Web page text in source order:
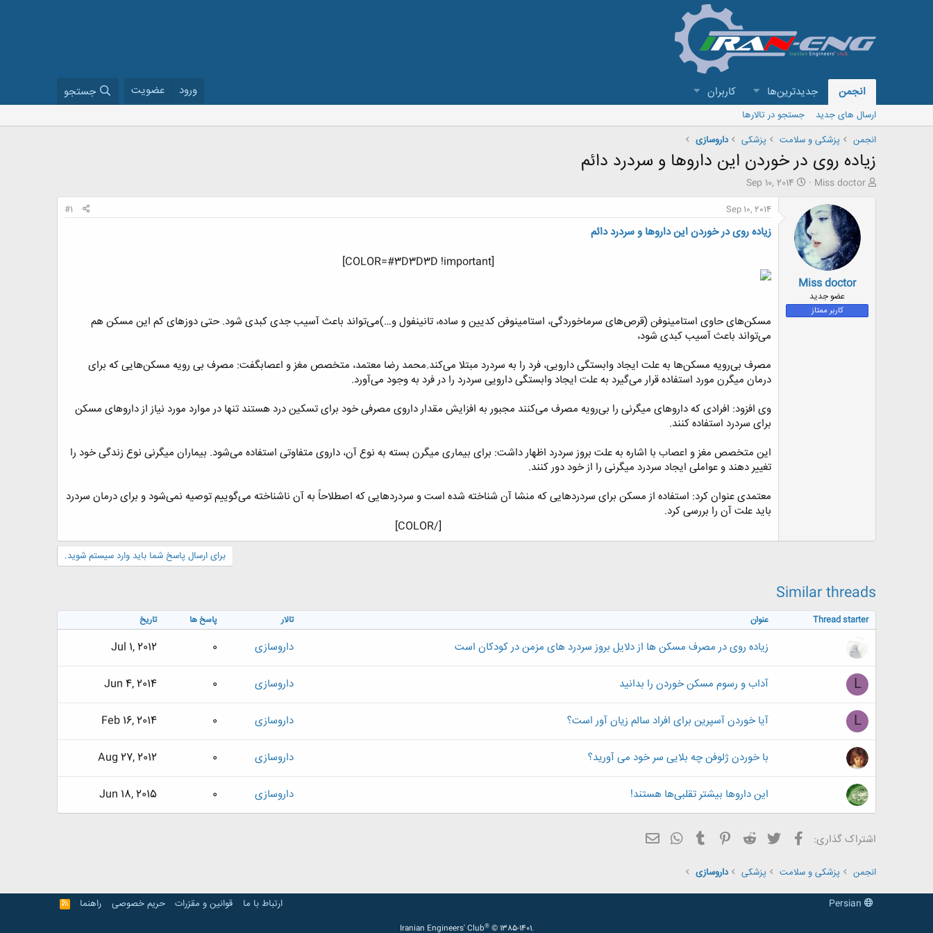
انجمن جدیدترین‌ها کاربران ورود عضویت جستجو
ارسال های جدید
جستجو در تالارها
انجمن
پزشکی و سلامت پزشکی داروسازی
زیاده روی در خوردن این داروها و سردرد دائم
ش
و
ض
Miss doctor
ت
خ
ش
Sep 10, 2014
Miss doctor
عضو جدید
کاربر ممتاز
Sep 10, 2014
#1
زیاده روی در خوردن این داروها و سردرد دائم
[COLOR=#3D3D3D !important]
مسکن‌های حاوی استامینوفن (قرص‌های سرماخوردگی، استامینوفن کدیین و ساده، تانینفول و…)می‌تواند باعث آسیب جدی کبدی شود. حتی دوزهای کم‌ این مسکن‌ هم
می‌تواند باعث آسیب کبدی شود،
مصرف بی‌رویه مسکن‌ها به علت ایجاد وابستگی دارویی، فرد را به سردرد مبتلا می‌کند.محمد رضا معتمد، متخصص مغز و اعصابگفت: مصرف بی رویه مسکن‌هایی که برای
درمان میگرن مورد استفاده قرار می‌گیرد به علت ایجاد وابستگی دارویی سردرد را در فرد به وجود می‌آورد.
وی افزود: افرادی که داروهای میگرنی را بی‌رویه مصرف می‌کنند مجبور به افزایش مقدار داروی مصرفی خود برای تسکین درد هستند تنها در موارد مورد نیاز از داروهای مسکن
برای سردرد استفاده کنند.
این متخصص مغز و اعصاب با اشاره به علت بروز سردرد اظهار داشت: برای بیماری میگرن بسته به نوع آن، داروی متفاوتی استفاده می‌شود. بیماران میگرنی نوع زندگی خود را
تغییر دهند و عواملی ایجاد سردرد میگرنی را از خود دور کنند.
معتمدی عنوان کرد: استفاده از مسکن برای سردرد‌هایی که منشا آن شناخته شده است و سردرد‌هایی که اصطلاحاً به آن ناشناخته می‌گوییم توصیه نمی‌شود و برای درمان سردرد
باید علت آن را بررسی کرد.​
[/COLOR]​
برای ارسال پاسخ شما باید وارد سیستم شوید.
Similar threads
Thread starter عنوان تالار پاسخ ها تاریخ
زیاده روی در مصرف مسکن ها از دلایل بروز سردرد های مزمن در کودکان است داروسازی 0
Jul 1, 2012
L آداب و رسوم مسکن خوردن را بدانید داروسازی 0
Jun 4, 2014
L آیا خوردن آسپرین برای افراد سالم زیان آور است؟ داروسازی 0
Feb 16, 2014
با خوردن ژلوفن چه بلایی سر خود می آورید؟ داروسازی 0
Aug 27, 2012
اين داروها بيشتر تقلبی‌ها هستند! داروسازی 0
Jun 18, 2015
اشتراک گذاری: فیسبوکتویتر Reddit
Pinterest
Tumblr
WhatsApp
انجمن پزشکی و سلامت پزشکی داروسازی
ارتباط با ما قوانین و مقرّرات حریم خصوصی راهنما
R
S
Iranian Engineers' Club® © 1385-1401.